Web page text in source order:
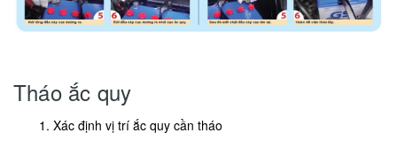
Tháo ắc quy
Xác định vị trí ắc quy cần tháo